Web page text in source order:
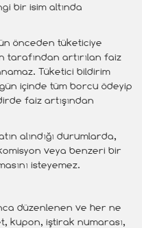
bir isim altında
önceden tüketiciye
tarafından artırılan faiz
Tüketici bildirim
içinde tüm borcu ödeyip
faiz artışından
alındığı durumlarda,
veya benzeri bir
isteyemez.
düzenlenen ve her ne
kupon, iştirak numarası,